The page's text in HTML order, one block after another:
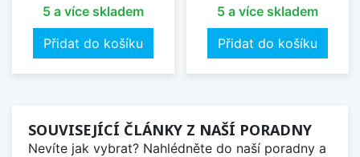
5 a více skladem
Přidat do košíku
5 a více skladem
Přidat do košíku
SOUVISEJÍCÍ ČLÁNKY Z NAŠÍ PORADNY
Nevíte jak vybrat? Nahlédněte do naší poradny a